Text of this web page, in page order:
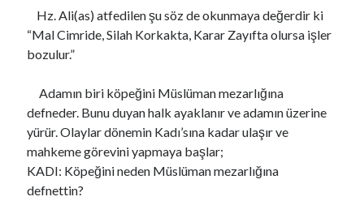
Hz. Ali(as) atfedilen şu söz de okunmaya değerdir ki
“Mal Cimride, Silah Korkakta, Karar Zayıfta olursa işler
bozulur.”
Adamın biri köpeğini Müslüman mezarlığına
defneder. Bunu duyan halk ayaklanır ve adamın üzerine
yürür. Olaylar dönemin Kadı’sına kadar ulaşır ve
mahkeme görevini yapmaya başlar;
KADI: Köpeğini neden Müslüman mezarlığına
defnettin?